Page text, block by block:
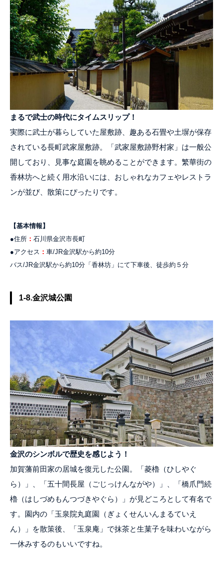
まるで武士の時代にタイムスリップ！
実際に武士が暮らしていた屋敷跡、趣ある石畳や土塀が保存
されている長町武家屋敷跡。「武家屋敷跡野村家」は一般公
開しており、見事な庭園を眺めることができます。繁華街の
香林坊へと続く用水沿いには、おしゃれなカフェやレストラ
ンが並び、散策にぴったりです。
【基本情報】
●住所 ： 石川県金沢市長町
●アクセス ： 車/JR金沢駅から約10分
バス/JR金沢駅から約10分「香林坊」にて下車後、徒歩約５分
1-8.金沢城公園
金沢のシンボルで歴史を感じよう！
加賀藩前田家の居城を復元した公園。「菱櫓（ひしやぐ
ら）」、「五十間長屋（ごじっけんながや）」、「橋爪門続
櫓（はしづめもんつづきやぐら）」が見どころとして有名で
す。園内の「玉泉院丸庭園（ぎょくせんいんまるていえ
ん）」を散策後、「玉泉庵」で抹茶と生菓子を味わいながら
一休みするのもいいですね。